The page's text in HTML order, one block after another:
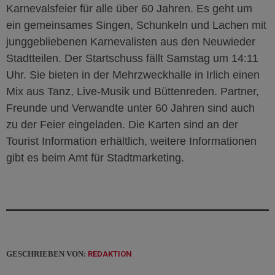
Karnevalsfeier für alle über 60 Jahren. Es geht um
ein gemeinsames Singen, Schunkeln und Lachen mit
junggebliebenen Karnevalisten aus den Neuwieder
Stadtteilen. Der Startschuss fällt Samstag um 14:11
Uhr. Sie bieten in der Mehrzweckhalle in Irlich einen
Mix aus Tanz, Live-Musik und Büttenreden. Partner,
Freunde und Verwandte unter 60 Jahren sind auch
zu der Feier eingeladen. Die Karten sind an der
Tourist Information erhältlich, weitere Informationen
gibt es beim Amt für Stadtmarketing.
GESCHRIEBEN VON: REDAKTION